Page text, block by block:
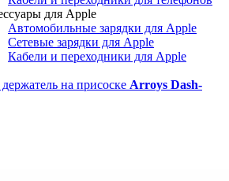
для Apple
Автомобильные зарядки для Apple
Сетевые зарядки для Apple
Кабели и переходники для Apple
на присоске Arroys Dash-